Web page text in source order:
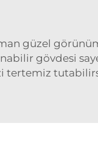
güzel
gövdesi
tertemiz